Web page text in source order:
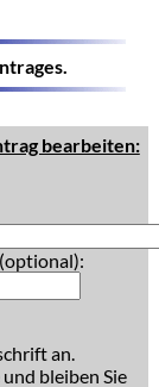
bearbeiten:
an.
bleiben Sie